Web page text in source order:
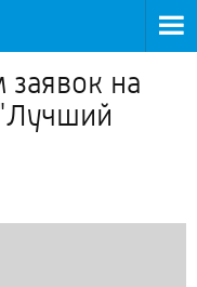
на